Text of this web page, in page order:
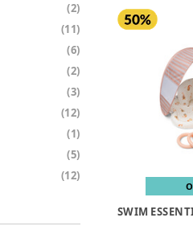
(2)
(11)
(6)
(2)
(3)
(12)
(1)
(5)
(12)
SWIM